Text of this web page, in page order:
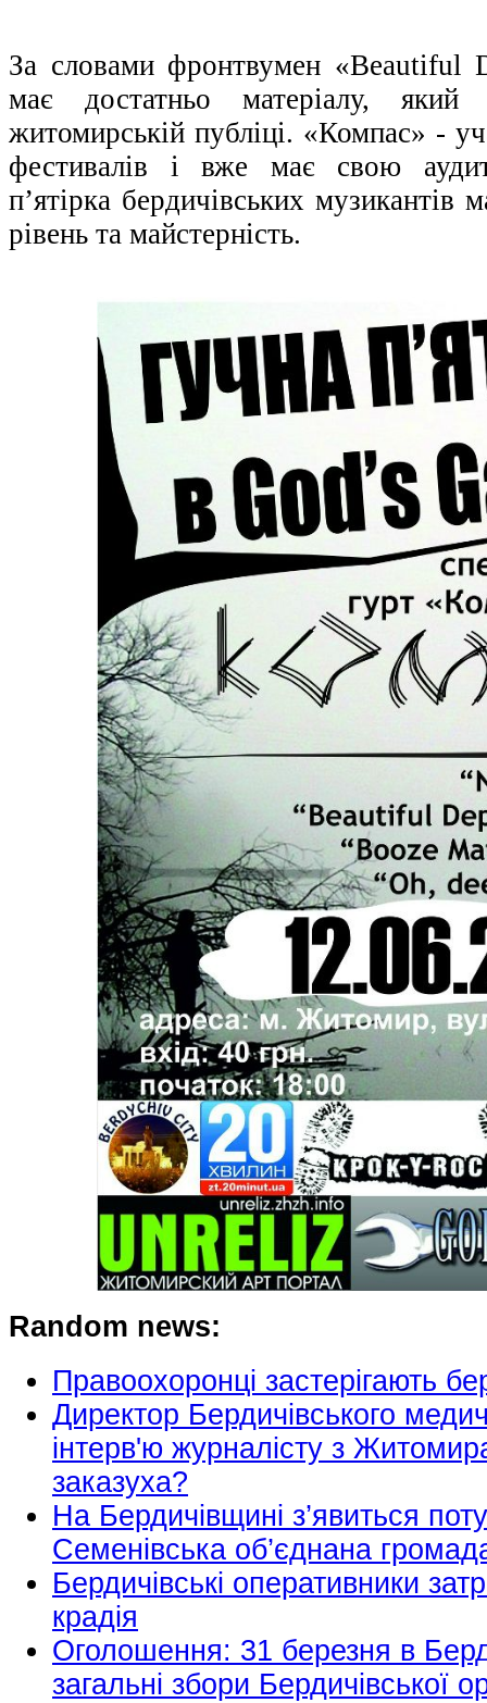
За словами фронтвумен «Beautiful
має достатньо матеріалу, який
житомирській публіці. «Компас» -
фестивалів і вже має свою
п’ятірка бердичівських музикантів
рівень та майстерність.
Random news:
Правоохоронці застерігають
Директор Бердичівського
інтерв'ю журналісту з
заказуха?
На Бердичівщині з’явиться
Семенівська об’єднана
Бердичівські оперативники
крадія
Оголошення: 31 березня в
загальні збори Бердичівської